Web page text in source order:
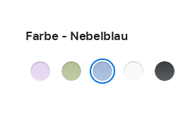
Farbe - Nebelblau
Lavendel
Salbei Weiß Schwarz